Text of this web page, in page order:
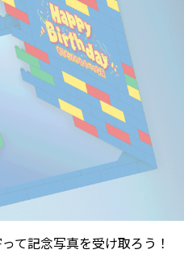
て記念写真を受け取ろう！